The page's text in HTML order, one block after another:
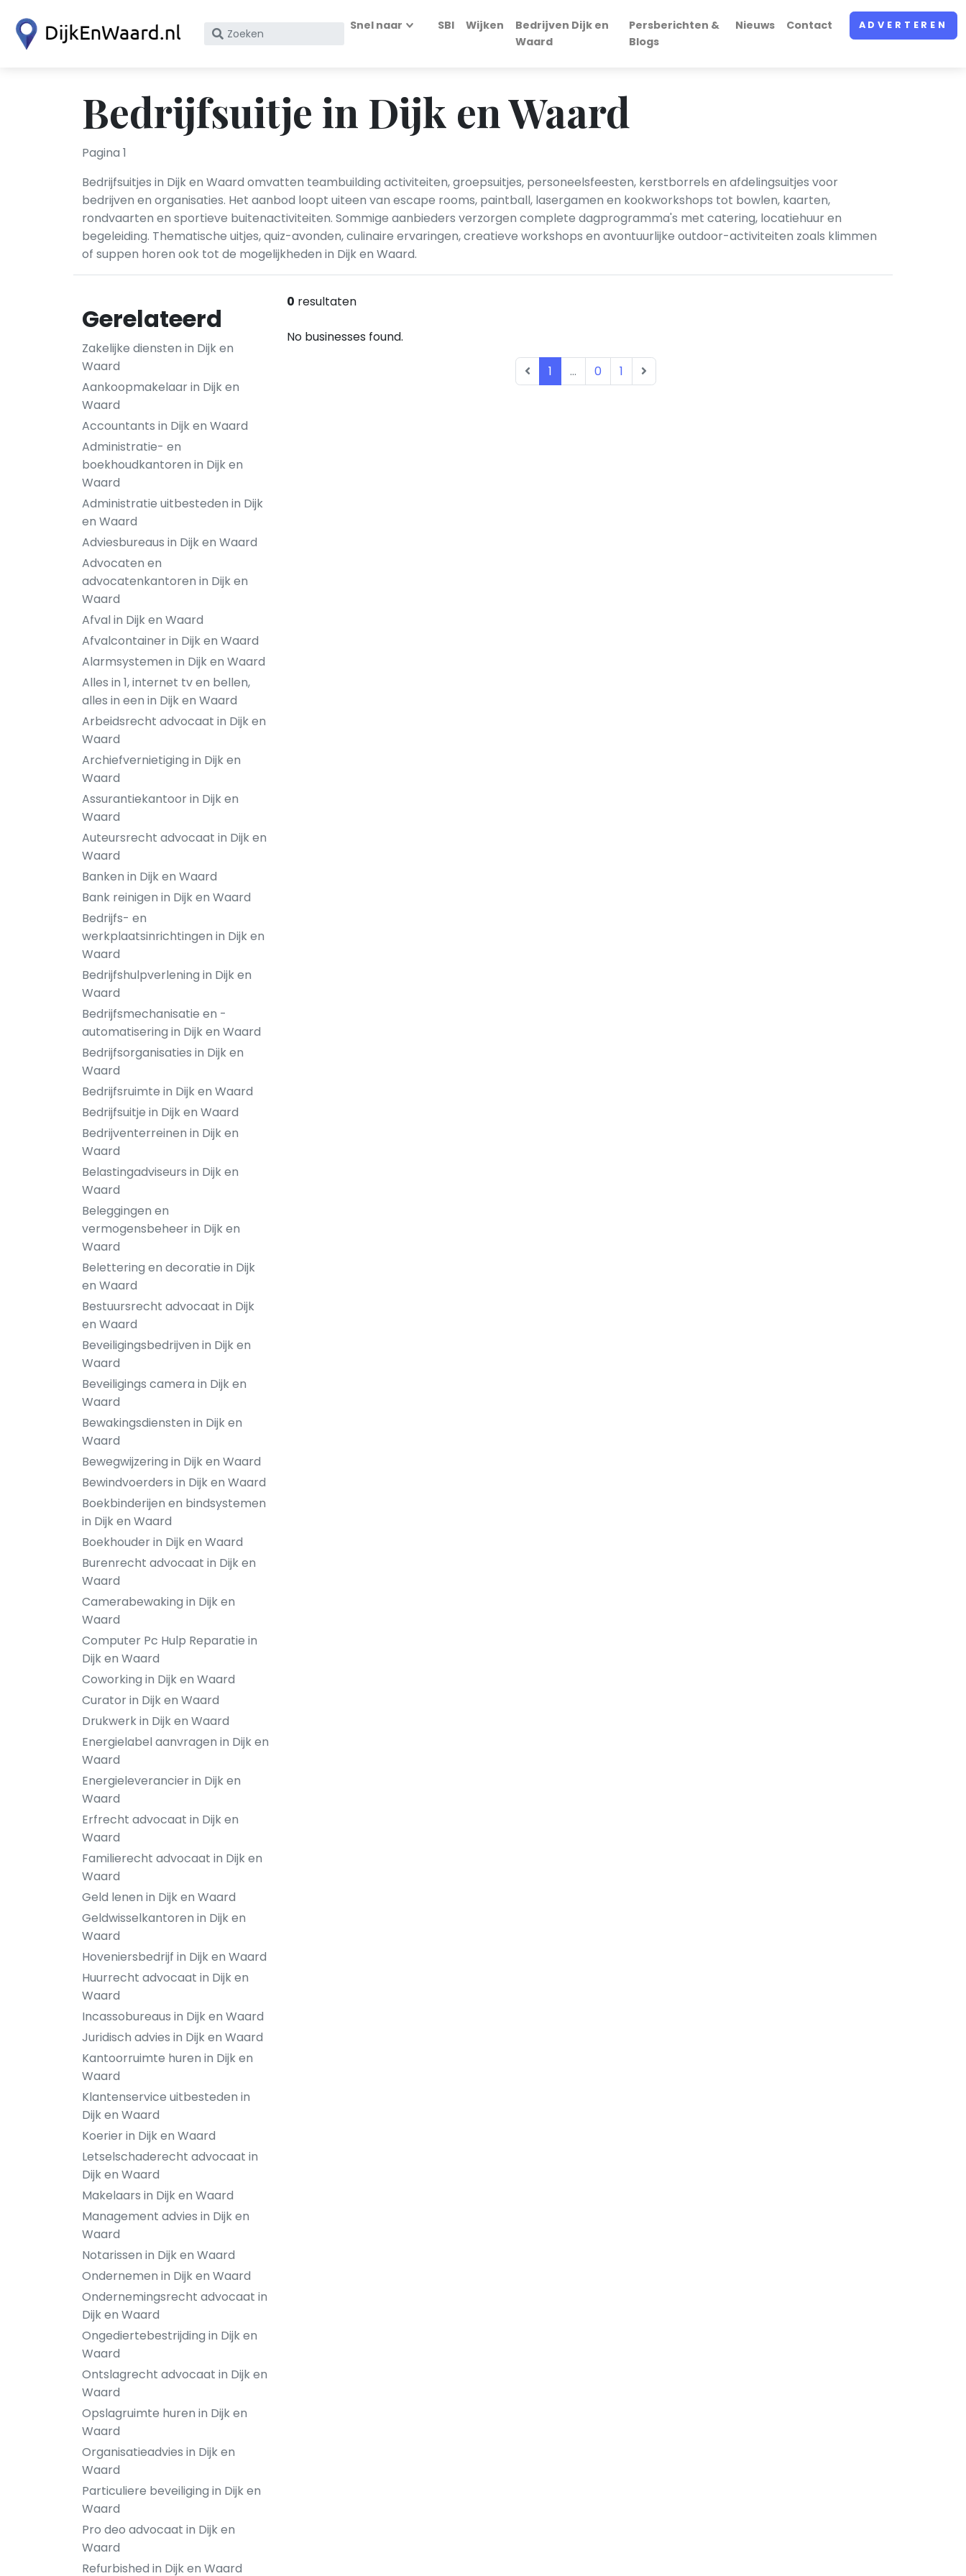
Zoek
KvK
nummer
Snel naar SBI Wijken
Bedrijven Dijk en
Waard
Persberichten &
Blogs
Nieuws Contact ADVERTEREN
Bedrijfsuitje in Dijk en Waard
Pagina 1
Bedrijfsuitjes in Dijk en Waard omvatten teambuilding activiteiten, groepsuitjes, personeelsfeesten, kerstborrels en afdelingsuitjes voor
bedrijven en organisaties. Het aanbod loopt uiteen van escape rooms, paintball, lasergamen en kookworkshops tot bowlen, kaarten,
rondvaarten en sportieve buitenactiviteiten. Sommige aanbieders verzorgen complete dagprogramma's met catering, locatiehuur en
begeleiding. Thematische uitjes, quiz-avonden, culinaire ervaringen, creatieve workshops en avontuurlijke outdoor-activiteiten zoals klimmen
of suppen horen ook tot de mogelijkheden in Dijk en Waard.
Gerelateerd
Zakelijke diensten in Dijk en
Waard
Aankoopmakelaar in Dijk en
Waard
Accountants in Dijk en Waard
Administratie- en
boekhoudkantoren in Dijk en
Waard
Administratie uitbesteden in Dijk
en Waard
Adviesbureaus in Dijk en Waard
Advocaten en
advocatenkantoren in Dijk en
Waard
Afval in Dijk en Waard
Afvalcontainer in Dijk en Waard
Alarmsystemen in Dijk en Waard
Alles in 1, internet tv en bellen,
alles in een in Dijk en Waard
Arbeidsrecht advocaat in Dijk en
Waard
Archiefvernietiging in Dijk en
Waard
Assurantiekantoor in Dijk en
Waard
Auteursrecht advocaat in Dijk en
Waard
Banken in Dijk en Waard
Bank reinigen in Dijk en Waard
Bedrijfs- en
werkplaatsinrichtingen in Dijk en
Waard
Bedrijfshulpverlening in Dijk en
Waard
Bedrijfsmechanisatie en -
automatisering in Dijk en Waard
Bedrijfsorganisaties in Dijk en
Waard
Bedrijfsruimte in Dijk en Waard
Bedrijfsuitje in Dijk en Waard
Bedrijventerreinen in Dijk en
Waard
Belastingadviseurs in Dijk en
Waard
Beleggingen en
vermogensbeheer in Dijk en
Waard
Belettering en decoratie in Dijk
en Waard
Bestuursrecht advocaat in Dijk
en Waard
Beveiligingsbedrijven in Dijk en
Waard
Beveiligings camera in Dijk en
Waard
Bewakingsdiensten in Dijk en
Waard
Bewegwijzering in Dijk en Waard
Bewindvoerders in Dijk en Waard
Boekbinderijen en bindsystemen
in Dijk en Waard
Boekhouder in Dijk en Waard
Burenrecht advocaat in Dijk en
Waard
Camerabewaking in Dijk en
Waard
Computer Pc Hulp Reparatie in
Dijk en Waard
Coworking in Dijk en Waard
Curator in Dijk en Waard
Drukwerk in Dijk en Waard
Energielabel aanvragen in Dijk en
Waard
Energieleverancier in Dijk en
Waard
Erfrecht advocaat in Dijk en
Waard
Familierecht advocaat in Dijk en
Waard
Geld lenen in Dijk en Waard
Geldwisselkantoren in Dijk en
Waard
Hoveniersbedrijf in Dijk en Waard
Huurrecht advocaat in Dijk en
Waard
Incassobureaus in Dijk en Waard
Juridisch advies in Dijk en Waard
Kantoorruimte huren in Dijk en
Waard
Klantenservice uitbesteden in
Dijk en Waard
Koerier in Dijk en Waard
Letselschaderecht advocaat in
Dijk en Waard
Makelaars in Dijk en Waard
Management advies in Dijk en
Waard
Notarissen in Dijk en Waard
Ondernemen in Dijk en Waard
Ondernemingsrecht advocaat in
Dijk en Waard
Ongediertebestrijding in Dijk en
Waard
Ontslagrecht advocaat in Dijk en
Waard
Opslagruimte huren in Dijk en
Waard
Organisatieadvies in Dijk en
Waard
Particuliere beveiliging in Dijk en
Waard
Pro deo advocaat in Dijk en
Waard
Refurbished in Dijk en Waard
0 resultaten
No businesses found.
1 ... 0 1